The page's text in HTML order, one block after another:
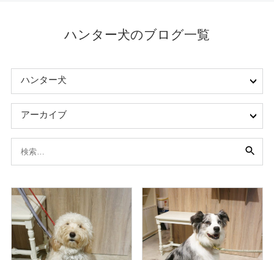
ハンター犬のブログ一覧
ハンター犬
アーカイブ